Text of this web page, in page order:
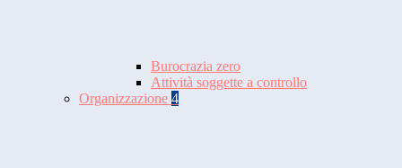
Burocrazia zero
Attività soggette a controllo
Organizzazione 4